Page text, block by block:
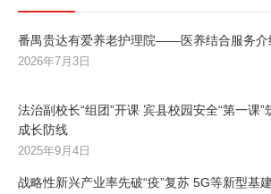
番禺贵达有爱养老护理院——医养结合服务介
2026年7月3日
法治副校长“组团”开课 宾县校园安全“第一课”
成长防线
2025年9月4日
战略性新兴产业率先破“疫”复苏 5G等新型基